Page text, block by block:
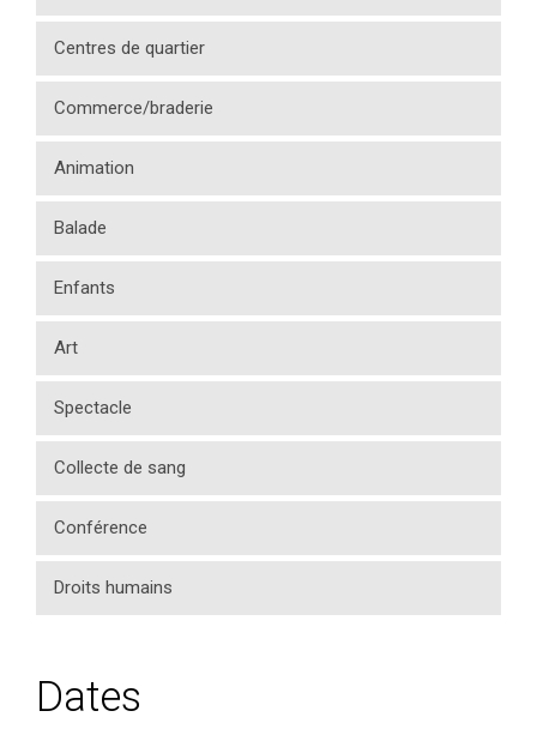
Centres de quartier
Commerce/braderie
Animation
Balade
Enfants
Art
Spectacle
Collecte de sang
Conférence
Droits humains
Dates